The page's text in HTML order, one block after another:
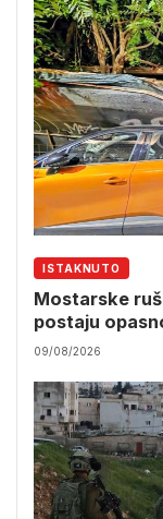
ISTAKNUTO
Mostarske
postaju
09/08/2026